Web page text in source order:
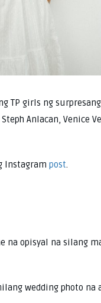
TP girls ng
Anlacan, Venice
Instagram post.
na opisyal na silang
wedding photo na